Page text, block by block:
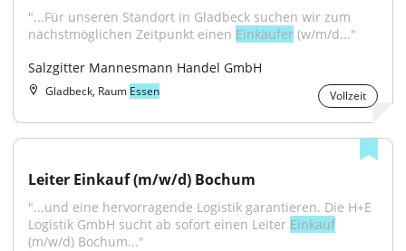
"...Für unseren Standort in Gladbeck suchen wir zum
nächstmöglichen Zeitpunkt einen Einkäufer (w/m/d..."
Salzgitter Mannesmann Handel GmbH
Gladbeck, Raum Essen Vollzeit
Leiter Einkauf (m/w/d) Bochum
"...und eine hervorragende Logistik garantieren. Die H+E
Logistik GmbH sucht ab sofort einen Leiter Einkauf
(m/w/d) Bochum..."